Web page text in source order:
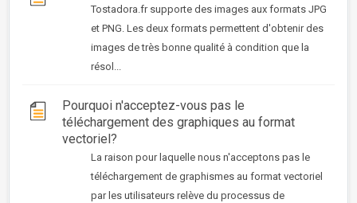
Tostadora.fr supporte des images aux formats JPG
et PNG. Les deux formats permettent d'obtenir des
images de très bonne qualité à condition que la
résol...
Pourquoi n'acceptez-vous pas le
téléchargement des graphiques au format
vectoriel?
La raison pour laquelle nous n'acceptons pas le
téléchargement de graphismes au format vectoriel
par les utilisateurs relève du processus de